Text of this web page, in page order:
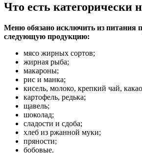
Что есть категорически
Меню обязано исключить из питания
следующую продукцию:
мясо жирных сортов;
жирная рыба;
макароны;
рис и манка;
кисель, молоко, крепкий чай,
картофель, редька;
щавель;
шоколад;
сладости и сдоба;
хлеб из ржанной муки;
пряности;
бобовые.